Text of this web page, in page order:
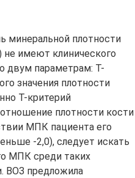
минеральной плотности
имеют клинического
двум параметрам: Т-
значения плотности
Т-критерий
плотности кости
МПК пациента его
-2,0), следует искать
МПК среди таких
ВОЗ предложила